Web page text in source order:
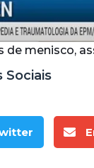
de menisco,
Sociais